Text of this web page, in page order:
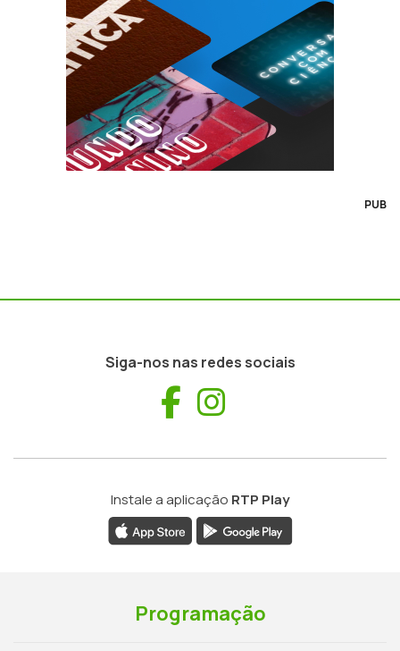
PUB
Siga-nos nas redes sociais
Facebook
Instale a aplicação RTP Play
Programação